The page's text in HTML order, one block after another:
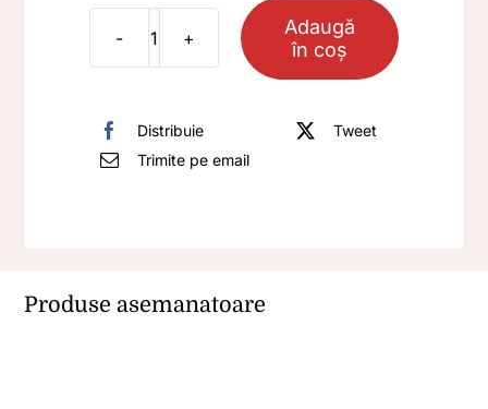
Cantitate
TR02
Adaugă
în coș
Distribuie
Tweet
Trimite pe email
Produse asemanatoare